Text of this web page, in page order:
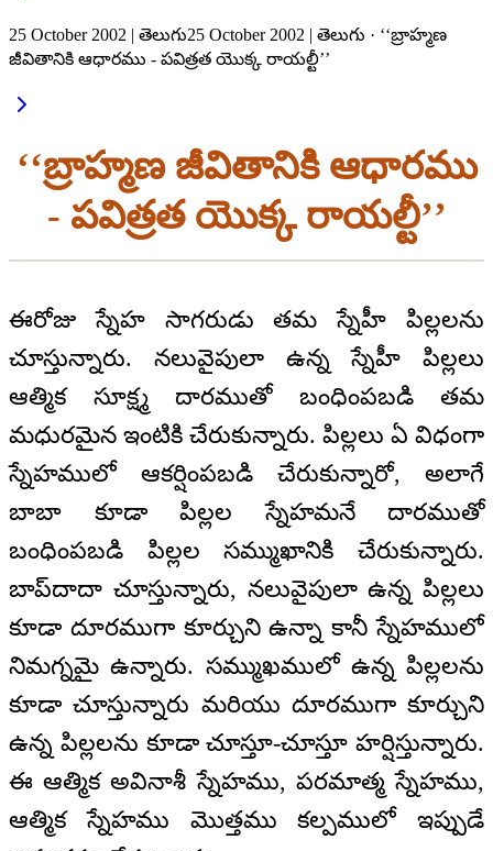
25 October 2002 | తెలుగు25 October 2002 | తెలుగు · ‘‘బ్రాహ్మణ
జీవితానికి ఆధారము - పవిత్రత యొక్క రాయల్టీ’’
‘‘బ్రాహ్మణ జీవితానికి ఆధారము
- పవిత్రత యొక్క రాయల్టీ’’
ఈరోజు స్నేహ సాగరుడు తమ స్నేహీ పిల్లలను
చూస్తున్నారు. నలువైపులా ఉన్న స్నేహీ పిల్లలు
ఆత్మిక సూక్ష్మ దారముతో బంధింపబడి తమ
మధురమైన ఇంటికి చేరుకున్నారు. పిల్లలు ఏ విధంగా
స్నేహములో ఆకర్షింపబడి చేరుకున్నారో, అలాగే
బాబా కూడా పిల్లల స్నేహమనే దారముతో
బంధింపబడి పిల్లల సమ్ముఖానికి చేరుకున్నారు.
బాప్‌దాదా చూస్తున్నారు, నలువైపులా ఉన్న పిల్లలు
కూడా దూరముగా కూర్చుని ఉన్నా కానీ స్నేహములో
నిమగ్నమై ఉన్నారు. సమ్ముఖములో ఉన్న పిల్లలను
కూడా చూస్తున్నారు మరియు దూరముగా కూర్చుని
ఉన్న పిల్లలను కూడా చూస్తూ-చూస్తూ హర్షిస్తున్నారు.
ఈ ఆత్మిక అవినాశీ స్నేహము, పరమాత్మ స్నేహము,
ఆత్మిక స్నేహము మొత్తము కల్పములో ఇప్పుడే